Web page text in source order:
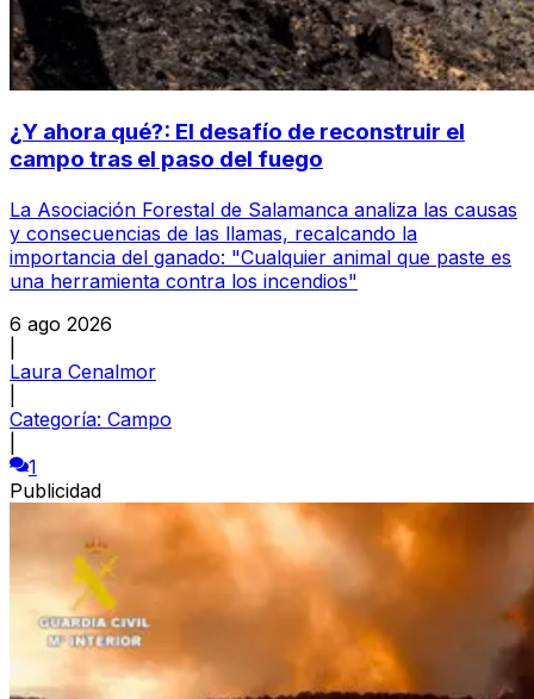
¿Y ahora qué?: El desafío de reconstruir el
campo tras el paso del fuego
La Asociación Forestal de Salamanca analiza las causas
y consecuencias de las llamas, recalcando la
importancia del ganado: "Cualquier animal que paste es
una herramienta contra los incendios"
6 ago 2026
Laura Cenalmor
Categoría: Campo
1
Publicidad